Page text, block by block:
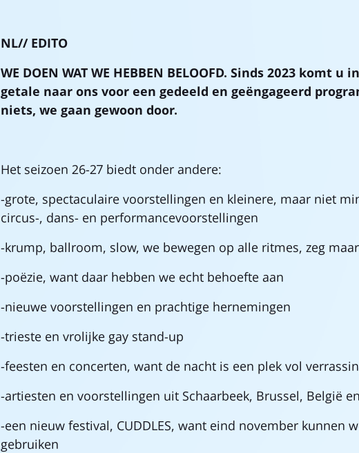
NL// EDITO
WE DOEN WAT WE HEBBEN BELOOFD. Sinds 2023 komt
getale naar ons voor een gedeeld en geëngageerd
niets, we gaan gewoon door.
Het seizoen 26-27 biedt onder andere:
-grote, spectaculaire voorstellingen en kleinere, maar niet
circus-, dans- en performancevoorstellingen
-krump, ballroom, slow, we bewegen op alle ritmes, zeg maar
-poëzie, want daar hebben we echt behoefte aan
-nieuwe voorstellingen en prachtige hernemingen
-trieste en vrolijke gay stand-up
-feesten en concerten, want de nacht is een plek vol
-artiesten en voorstellingen uit Schaarbeek, Brussel, België
-een nieuw festival, CUDDLES, want eind november kunnen
gebruiken